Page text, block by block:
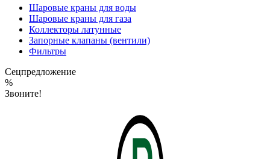
Шаровые краны для воды
Шаровые краны для газа
Коллекторы латунные
Запорные клапаны (вентили)
Фильтры
Сецпредложение
%
Звоните!